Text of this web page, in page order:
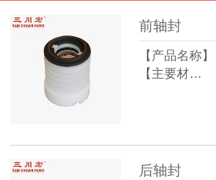
前轴封
【产品名称
【主要材…
后轴封